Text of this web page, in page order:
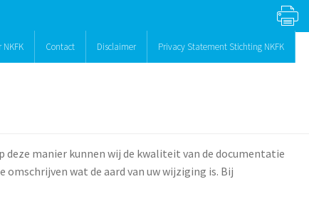
NKFK Contact Disclaimer Privacy Statement Stichting NKFK
manier kunnen wij de kwaliteit van de documentatie
wat de aard van uw wijziging is. Bij